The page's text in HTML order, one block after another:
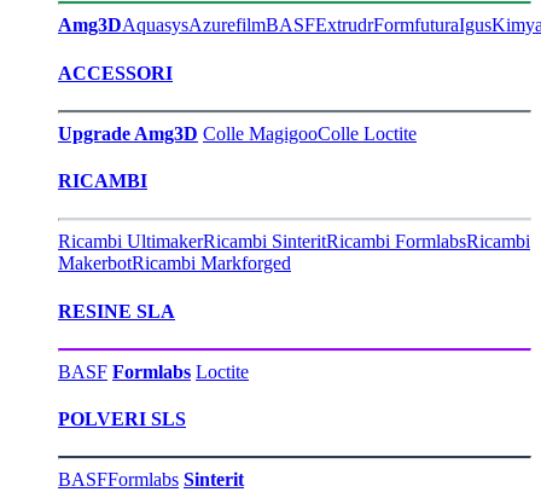
Amg3DAquasysAzurefilmBASFExtrudrFormfuturaIgus
ACCESSORI
Upgrade Amg3D Colle MagigooColle Loctite
RICAMBI
Ricambi UltimakerRicambi SinteritRicambi FormlabsRicambi
MakerbotRicambi Markforged
RESINE SLA
BASF Formlabs Loctite
POLVERI SLS
BASFFormlabs Sinterit